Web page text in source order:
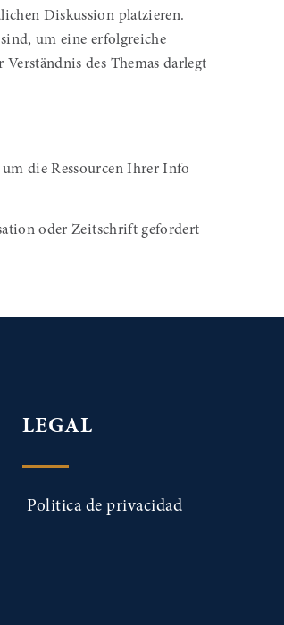
Diskussion platzieren.
um eine erfolgreiche
des Themas darlegt
die Ressourcen Ihrer Info
oder Zeitschrift gefordert
LEGAL
Politica de privacidad